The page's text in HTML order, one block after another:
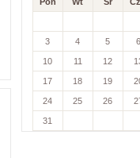
3 4 5 6
10 11 12
17 18 19
24 25 26
31